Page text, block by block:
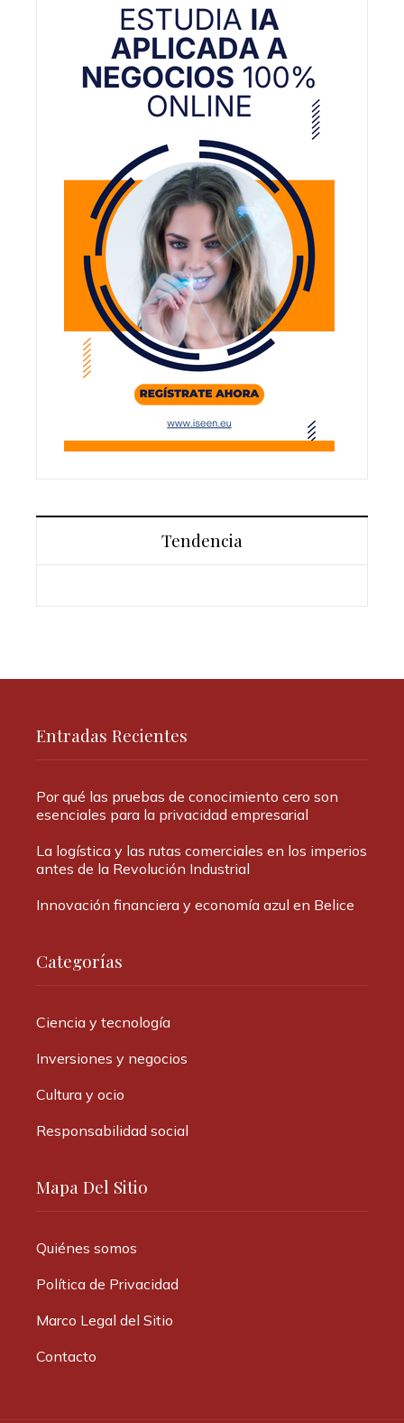
Tendencia
Entradas Recientes
Por qué las pruebas de conocimiento cero son
esenciales para la privacidad empresarial
La logística y las rutas comerciales en los imperios
antes de la Revolución Industrial
Innovación financiera y economía azul en Belice
Categorías
Ciencia y tecnología
Inversiones y negocios
Cultura y ocio
Responsabilidad social
Mapa Del Sitio
Quiénes somos
Política de Privacidad
Marco Legal del Sitio
Contacto